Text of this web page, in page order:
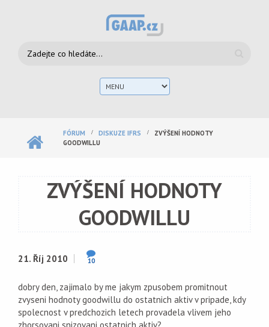
Vyhledávání
FÓRUM DISKUZE IFRS
ZVÝŠENÍ HODNOTY
GOODWILLU
ZVÝŠENÍ HODNOTY
GOODWILLU
21. Říj 2010 10
dobry den, zajimalo by me jakym zpusobem promitnout
zvyseni hodnoty goodwillu do ostatnich aktiv v pripade, kdy
spolecnost v predchozich letech provadela vlivem jeho